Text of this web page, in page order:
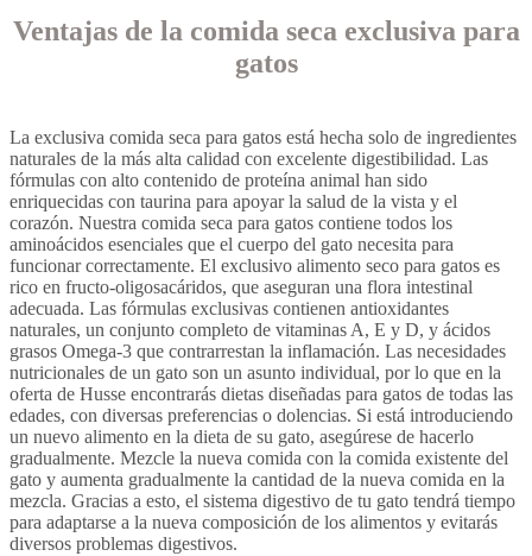
Ventajas de la comida seca exclusiva para
gatos
La exclusiva comida seca para gatos está hecha solo de ingredientes
naturales de la más alta calidad con excelente digestibilidad. Las
fórmulas con alto contenido de proteína animal han sido
enriquecidas con taurina para apoyar la salud de la vista y el
corazón. Nuestra comida seca para gatos contiene todos los
aminoácidos esenciales que el cuerpo del gato necesita para
funcionar correctamente. El exclusivo alimento seco para gatos es
rico en fructo-oligosacáridos, que aseguran una flora intestinal
adecuada. Las fórmulas exclusivas contienen antioxidantes
naturales, un conjunto completo de vitaminas A, E y D, y ácidos
grasos Omega-3 que contrarrestan la inflamación. Las necesidades
nutricionales de un gato son un asunto individual, por lo que en la
oferta de Husse encontrarás dietas diseñadas para gatos de todas las
edades, con diversas preferencias o dolencias. Si está introduciendo
un nuevo alimento en la dieta de su gato, asegúrese de hacerlo
gradualmente. Mezcle la nueva comida con la comida existente del
gato y aumenta gradualmente la cantidad de la nueva comida en la
mezcla. Gracias a esto, el sistema digestivo de tu gato tendrá tiempo
para adaptarse a la nueva composición de los alimentos y evitarás
diversos problemas digestivos.